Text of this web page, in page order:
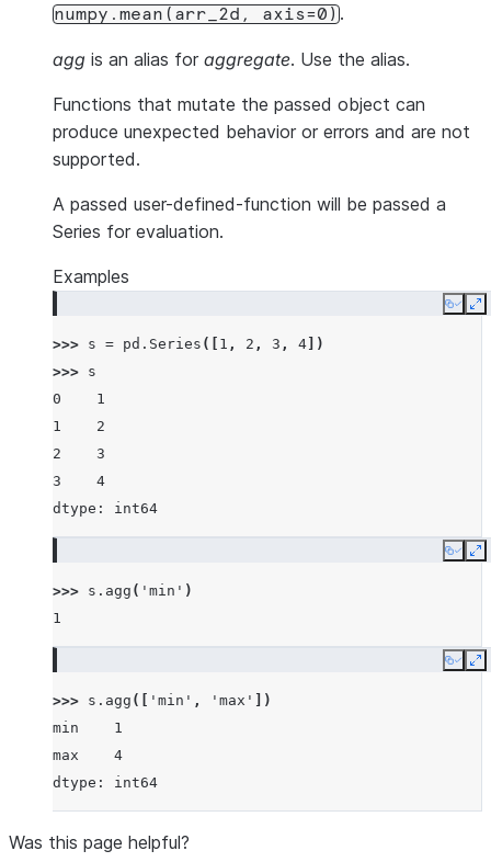
numpy.mean(arr_2d, axis=0).
agg is an alias for aggregate. Use the alias.
Functions that mutate the passed object can
produce unexpected behavior or errors and are not
supported.
A passed user-defined-function will be passed a
Series for evaluation.
Examples
Copy
>>> s = pd . Series ([ 1 , 2 , 3 , 4 ])
>>> s
0    1
1    2
2    3
3    4
dtype: int64
Copy
>>> s . agg ( 'min' )
1
Copy
>>> s . agg ([ 'min' , 'max'
])
min    1
max    4
dtype: int64
Was this page helpful?